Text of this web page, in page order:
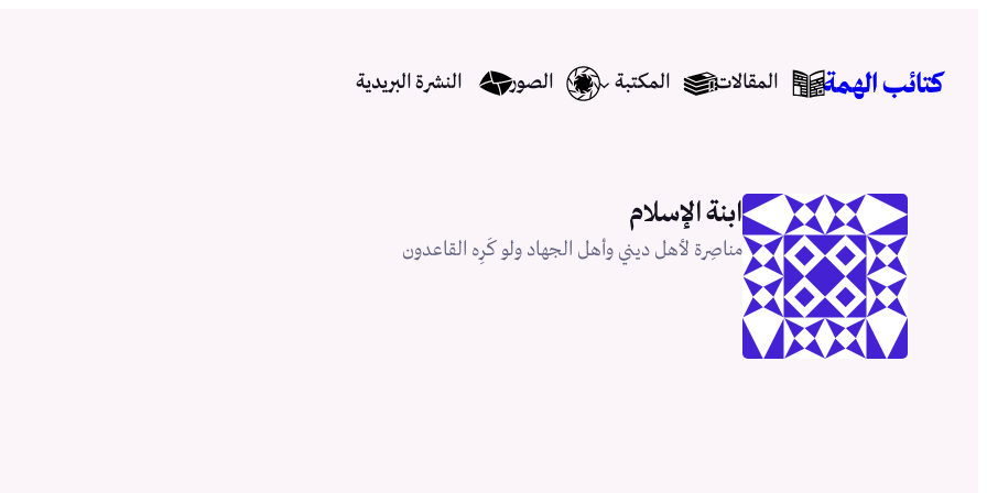
المحتوىكتائب الهمة المقالات المكتبة الصور النشرة البريدية
ابنة الإسلام
مناصِرة لأهل ديني وأهل الجهاد ولو كَرِه القاعدون